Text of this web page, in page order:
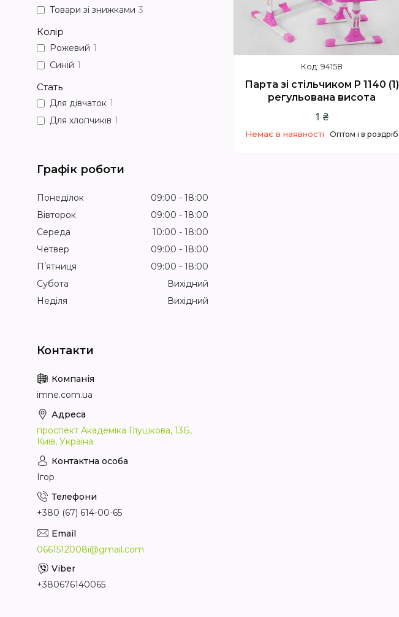
94158
Парта зі стільчиком P 1140 (1)
регульована висота
1 ₴
Немає в наявності Оптом і в роздріб
Товари зі знижками 3
Колір
Рожевий 1
Синій 1
Стать
Для дівчаток 1
Для хлопчиків 1
Графік роботи
Понеділок 09:00
18:00
Вівторок
09:00
18:00
Середа
10:00
18:00
Четвер
09:00
18:00
Пʼятниця
09:00
18:00
Субота
Вихідний
Неділя
Вихідний
imne.com.ua
проспект Академіка Глушкова, 13Б,
Київ, Україна
Ігор
+380 (67) 614-00-65
0661512008i@gmail.com
+380676140065